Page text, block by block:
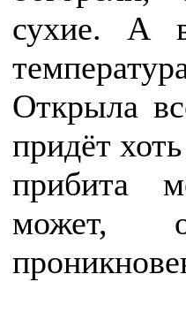
сухие. А
Открыла
придёт
прибита
может,